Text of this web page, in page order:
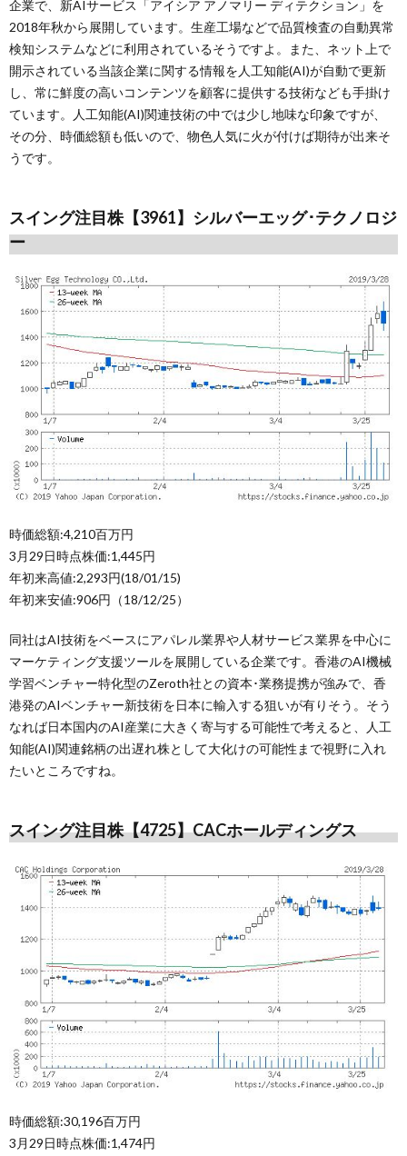
企業で、新AIサービス「アイシア アノマリー ディテクション」を
2018年秋から展開しています。生産工場などで品質検査の自動異常
検知システムなどに利用されているそうですよ。また、ネット上で
開示されている当該企業に関する情報を人工知能(AI)が自動で更新
し、常に鮮度の高いコンテンツを顧客に提供する技術なども手掛け
ています。人工知能(AI)関連技術の中では少し地味な印象ですが、
その分、時価総額も低いので、物色人気に火が付けば期待が出来そ
うです。
スイング注目株【3961】シルバーエッグ･テクノロジ
ー
時価総額:4,210百万円
3月29日時点株価:1,445円
年初来高値:2,293円(18/01/15)
年初来安値:906円（18/12/25）
同社はAI技術をベースにアパレル業界や人材サービス業界を中心に
マーケティング支援ツールを展開している企業です。香港のAI機械
学習ベンチャー特化型のZeroth社との資本･業務提携が強みで、香
港発のAIベンチャー新技術を日本に輸入する狙いが有りそう。そう
なれば日本国内のAI産業に大きく寄与する可能性で考えると、人工
知能(AI)関連銘柄の出遅れ株として大化けの可能性まで視野に入れ
たいところですね。
スイング注目株【4725】CACホールディングス
時価総額:30,196百万円
3月29日時点株価:1,474円